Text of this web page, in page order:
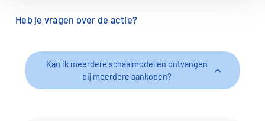
Heb je vragen over de actie?
Kan ik meerdere schaalmodellen ontvangen
bij meerdere aankopen?